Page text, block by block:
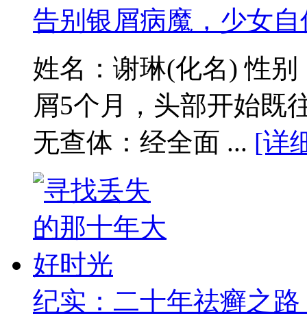
告别银屑病魔，少女
姓名：谢琳(化名) 性
屑5个月，头部开始既
无查体：经全面 ... [详
纪实：二十年祛癣之